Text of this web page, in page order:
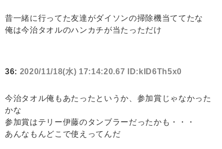
昔一緒に行ってた友達がダイソンの掃除機当ててたな
俺は今治タオルのハンカチが当たっただけ
36: 2020/11/18(水) 17:14:20.67 ID:kID6Th5x0
今治タオル俺もあたったというか、参加賞じゃなかった
かな
参加賞はテリー伊藤のタンブラーだったかも・・・
あんなもんどこで使えってんだ